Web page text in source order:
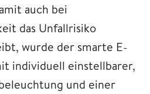
auch bei
das Unfallrisiko
wurde der smarte E-
individuell einstellbarer,
und einer